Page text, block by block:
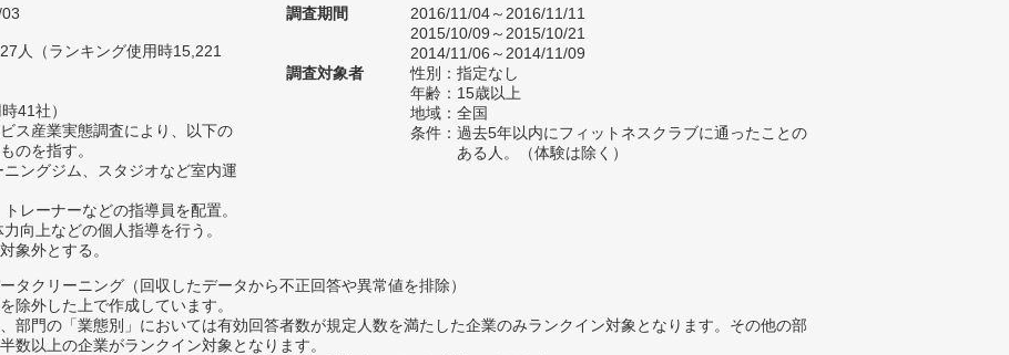
人（ランキング使用時15,221
41社）
ス産業実態調査により、以下の
のを指す。
ングジム、スタジオなど室内運
レーナーなどの指導員を配置。
向上などの個人指導を行う。
象外とする。
調査期間
2016/11/04～2016/11/11
2015/10/09～2015/10/21
2014/11/06～2014/11/09
調査対象者
性別：指定なし
年齢：15歳以上
地域：全国
条件：過去5年以内にフィットネスクラブに通ったことの
ある人。（体験は除く）
クリーニング（回収したデータから不正回答や異常値を排除）
外した上で作成しています。
部門の「業態別」においては有効回答者数が規定人数を満たした企業のみランクイン対象となります。その他の部
数以上の企業がランクイン対象となります。